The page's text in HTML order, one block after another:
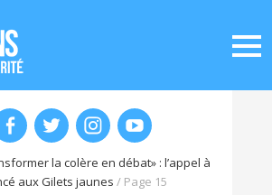
la colère en débat» : l’appel à
aux Gilets jaunes / Page 15